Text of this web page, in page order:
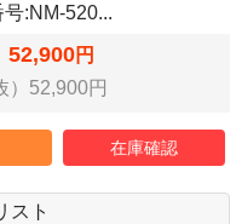
:NM-520...
52,900円
）52,900円
在庫確認
スト